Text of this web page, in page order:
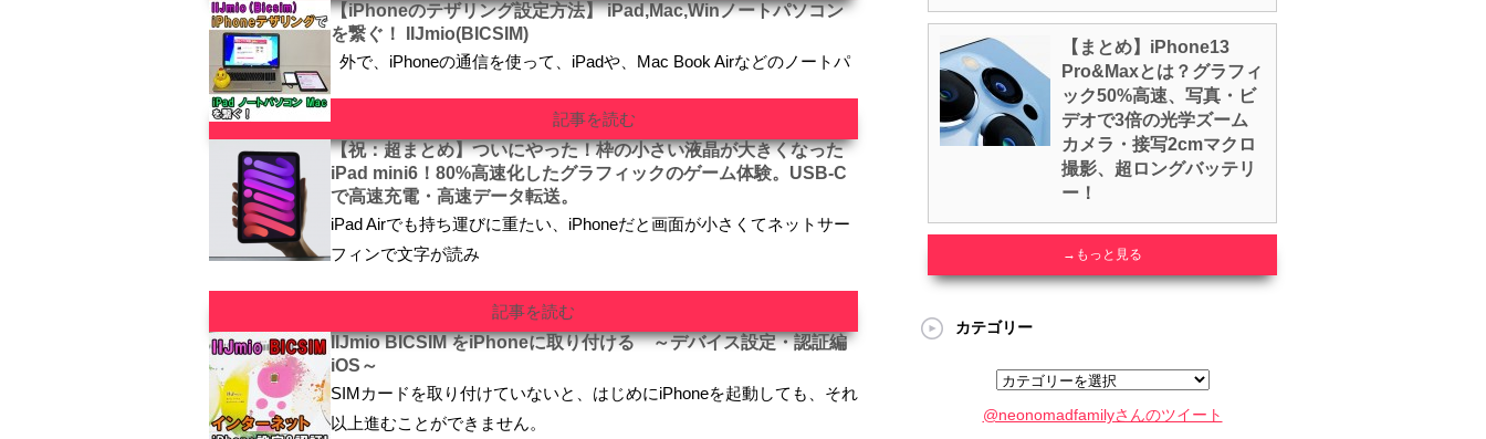
【iPhoneのテザリング設定方法】 iPad,Mac,Winノートパソコン
を繋ぐ！ IIJmio(BICSIM)
外で、iPhoneの通信を使って、iPadや、Mac Book Airなどのノートパ
記事を読む
【祝：超まとめ】ついにやった！枠の小さい液晶が大きくなった
iPad mini6！80%高速化したグラフィックのゲーム体験。USB-C
で高速充電・高速データ転送。
iPad Airでも持ち運びに重たい、iPhoneだと画面が小さくてネットサー
フィンで文字が読み
記事を読む
IIJmio BICSIM をiPhoneに取り付ける ～デバイス設定・認証編
iOS～
SIMカードを取り付けていないと、はじめにiPhoneを起動しても、それ
以上進むことができません。
【まとめ】iPhone13
Pro&Maxとは？グラフィ
ック50%高速、写真・ビ
デオで3倍の光学ズーム
カメラ・接写2cmマクロ
撮影、超ロングバッテリ
ー！
→もっと見る
カテゴリー
@neonomadfamilyさんのツイート